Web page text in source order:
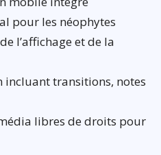
pour les néophytes
l’affichage et de la
incluant transitions, notes
libres de droits pour